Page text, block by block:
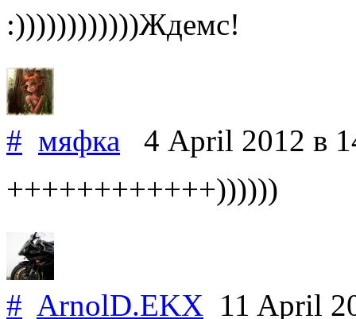
:))))))))))))Ждемс!
# мяфка 4 April 2012 в
++++++++++++))))))
# ArnolD.EKX 11 April